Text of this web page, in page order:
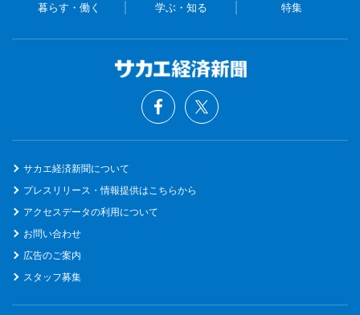
暮らす・働く 学ぶ・知る 特集
サカエ経済新聞について
プレスリリース・情報提供はこちらから
アクセスデータの利用について
お問い合わせ
広告のご案内
スタッフ募集